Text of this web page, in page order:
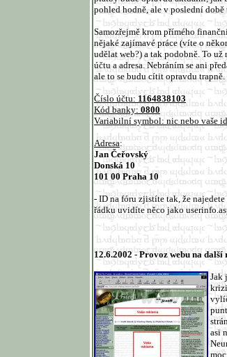
pohled hodně, ale v poslední
Samozřejmě krom přímého
nějaké zajímavé práce (víte o
udělat web?) a tak podobně. To
účtu a adresa. Nebráním se ani
ale to se budu cítit opravdu trapně.
Číslo účtu: 1164838103
Kód banky:0800
Variabilní symbol: nic nebo vaše
Adresa:
Jan Čeřovský
Donská 10
101 00 Praha 10
- ID na fóru zjistíte tak, že
řádku uvidíte něco jako
12.6.2002 - Provoz webu na další
Jak
asi